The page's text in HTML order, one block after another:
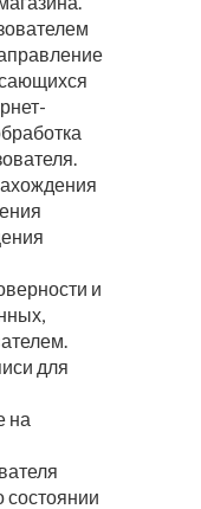
и
для
на
состоянии